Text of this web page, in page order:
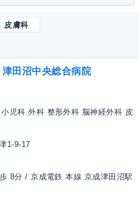
皮膚科
田沼中央総合病院
児科 外科 整形外科 脳神経外科 皮
1-9-17
8分 / 京成電鉄 本線 京成津田沼駅